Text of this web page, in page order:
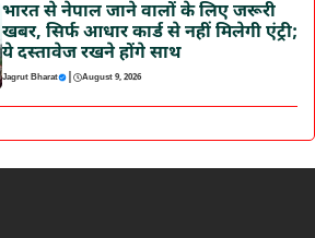
भारत से नेपाल जाने वालों के लिए जरूरी
खबर, सिर्फ आधार कार्ड से नहीं मिलेगी एंट्री;
ये दस्तावेज रखने होंगे साथ
Jagrut Bharat | August 9, 2026